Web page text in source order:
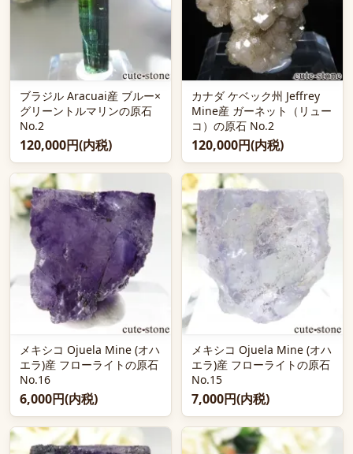
ブラジル Aracuai産 ブルー×
グリーントルマリンの原石
No.2
120,000円(内税)
カナダ ケベック州 Jeffrey
Mine産 ガーネット（リュー
コ）の原石 No.2
120,000円(内税)
メキシコ Ojuela Mine (オハ
エラ)産 フローライトの原石
No.16
6,000円(内税)
メキシコ Ojuela Mine (オハ
エラ)産 フローライトの原石
No.15
7,000円(内税)